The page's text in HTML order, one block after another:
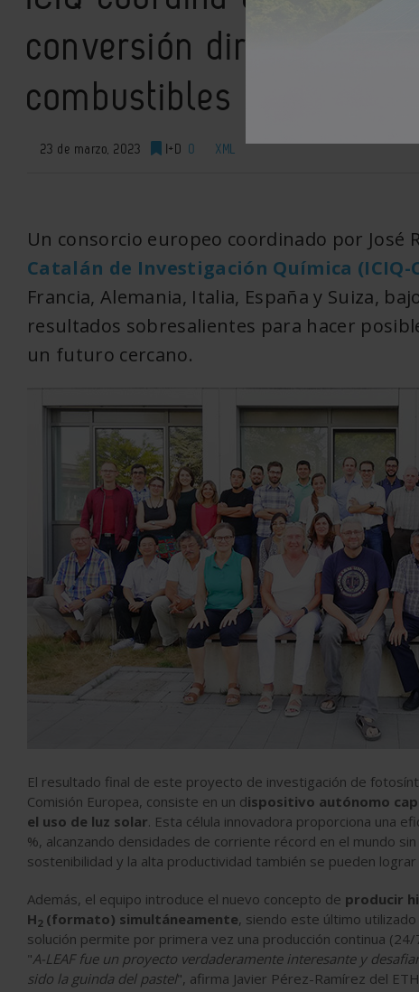
conversión directa de
combustibles sostenibles
23 de marzo, 2023 I+D 0 XML
Un consorcio europeo coordinado por José
Catalán de Investigación Química (ICIQ-
Francia, Alemania, Italia, España y Suiza,
resultados sobresalientes para hacer
un futuro cercano.
El resultado final de este proyecto de investigación de
Comisión Europea, consiste en un dispositivo autónomo
el uso de luz solar. Esta célula innovadora proporciona una
%, alcanzando densidades de corriente récord en el mundo
sostenibilidad y la alta productividad también se pueden
Además, el equipo introduce el nuevo concepto de producir
H2(formato) simultáneamente, siendo este último
solución permite por primera vez una producción continua
"A-LEAF fue un proyecto verdaderamente interesante y
sido la guinda del pastel", afirma Javier Pérez-Ramírez del